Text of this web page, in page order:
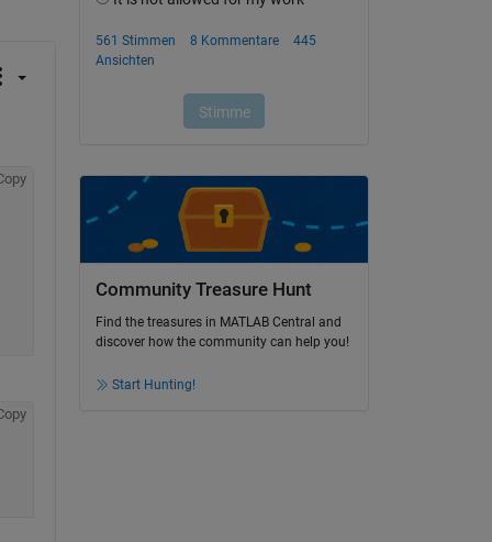
Community Treasure Hunt
Find the treasures in MATLAB Central and
discover how the community can help you!
Start Hunting!